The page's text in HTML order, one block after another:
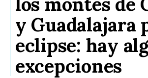
y Guadalajara
eclipse: hay
excepciones